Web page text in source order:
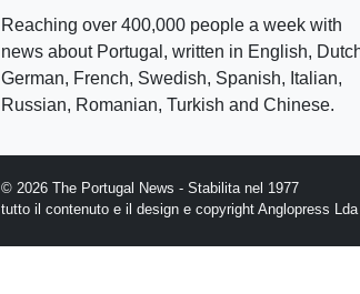
Reaching over 400,000 people a week with
news about Portugal, written in English,
German, French, Swedish, Spanish, Italian,
Russian, Romanian, Turkish and Chinese.
© 2026 The Portugal News - Stabilita nel 1977
tutto il contenuto e il design e copyright Anglopress